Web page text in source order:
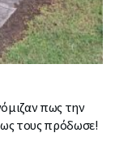
πως την
τους πρόδωσε!